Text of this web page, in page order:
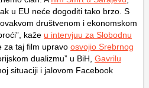
u EU neće dogoditi tako brzo. S
društvenom i ekonomskom
kaže u intervjuu za Slobodnu
za taj film upravo osvojio Srebrnog
dualizmu” u BiH, Gavrilu
situaciji i jalovom Facebook